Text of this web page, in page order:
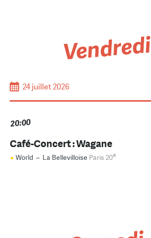
Vendredi
24 juillet 2026
20:00
Café-Concert : Wagane
World – La Bellevilloise Paris 20e